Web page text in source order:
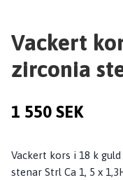
Vackert
zirconia
1 550 SEK
Vackert kors i 18 k
stenar Strl Ca 1, 5 x